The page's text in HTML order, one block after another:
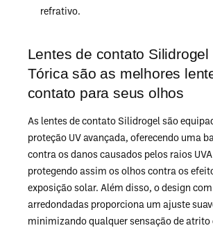
refrativo.
Lentes de contato Silidrogel
Tórica são as melhores
contato para seus olhos
As lentes de contato Silidrogel são
proteção UV avançada, oferecendo uma
contra os danos causados pelos raios UVA
protegendo assim os olhos contra os
exposição solar. Além disso, o design
arredondadas proporciona um ajuste
minimizando qualquer sensação de atrito